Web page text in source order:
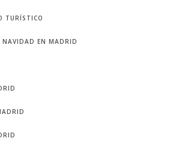
TURÍSTICO
NAVIDAD EN MADRID